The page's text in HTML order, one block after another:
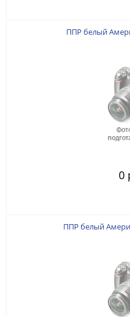
ППР белый
0
ППР белый